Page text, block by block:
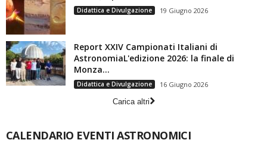
Didattica e Divulgazione 19 Giugno 2026
Report XXIV Campionati Italiani di
AstronomiaL'edizione 2026: la finale di
Monza...
Didattica e Divulgazione
16 Giugno 2026
Carica altri
CALENDARIO EVENTI ASTRONOMICI